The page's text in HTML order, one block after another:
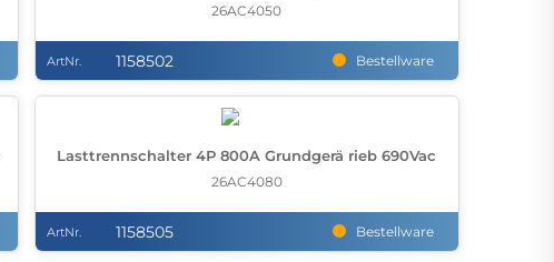
26AC4050
ArtNr. 1158502 Bestellware
Lasttrennschalter 4P 800A Grundgerä rieb 690Vac
26AC4080
ArtNr. 1158505 Bestellware